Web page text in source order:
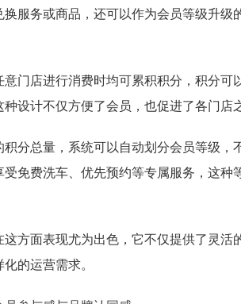
服务或商品，还可以作为会员等级升级
意门店进行消费时均可累积积分，积分可
设计不仅方便了会员，也促进了各门店
积分总量，系统可以自动划分会员等级，
免费洗车、优先预约等专属服务，这种
方面表现尤为出色，它不仅提供了灵活
的运营需求。